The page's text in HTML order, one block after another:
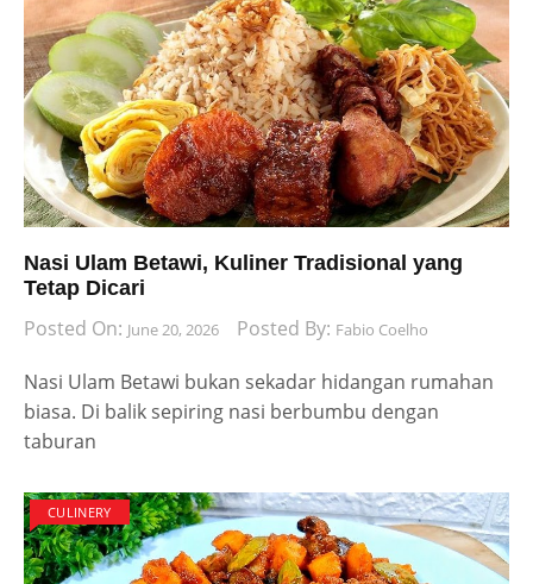
Nasi Ulam Betawi, Kuliner Tradisional yang
Tetap Dicari
Posted On: June 20, 2026 Posted By: Fabio Coelho
Nasi Ulam Betawi bukan sekadar hidangan rumahan
biasa. Di balik sepiring nasi berbumbu dengan
taburan
CULINERY